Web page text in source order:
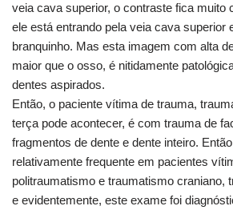
veia cava superior, o contraste fica muito
ele está entrando pela veia cava superior
branquinho. Mas esta imagem com alta
maior que o osso, é nitidamente
dentes aspirados.
Então, o paciente vítima de trauma,
terça pode acontecer, é com trauma de
fragmentos de dente e dente inteiro.
relativamente frequente em pacientes
politraumatismo e traumatismo craniano,
e evidentemente, este exame foi